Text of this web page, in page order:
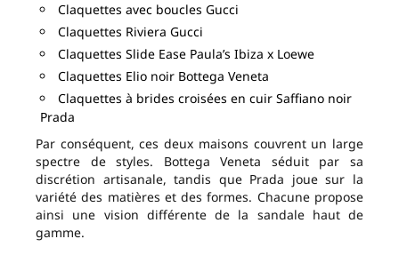
Claquettes avec boucles Gucci
Claquettes Riviera Gucci
Claquettes Slide Ease Paula’s Ibiza x Loewe
Claquettes Elio noir Bottega Veneta
Claquettes à brides croisées en cuir Saffiano noir
Prada
Par conséquent, ces deux maisons couvrent un large
spectre de styles. Bottega Veneta séduit par sa
discrétion artisanale, tandis que Prada joue sur la
variété des matières et des formes. Chacune propose
ainsi une vision différente de la sandale haut de
gamme.